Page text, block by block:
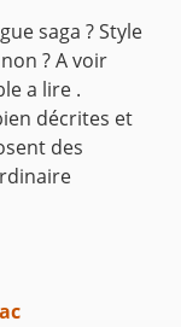
saga ? Style
? A voir
a lire .
décrites et
des